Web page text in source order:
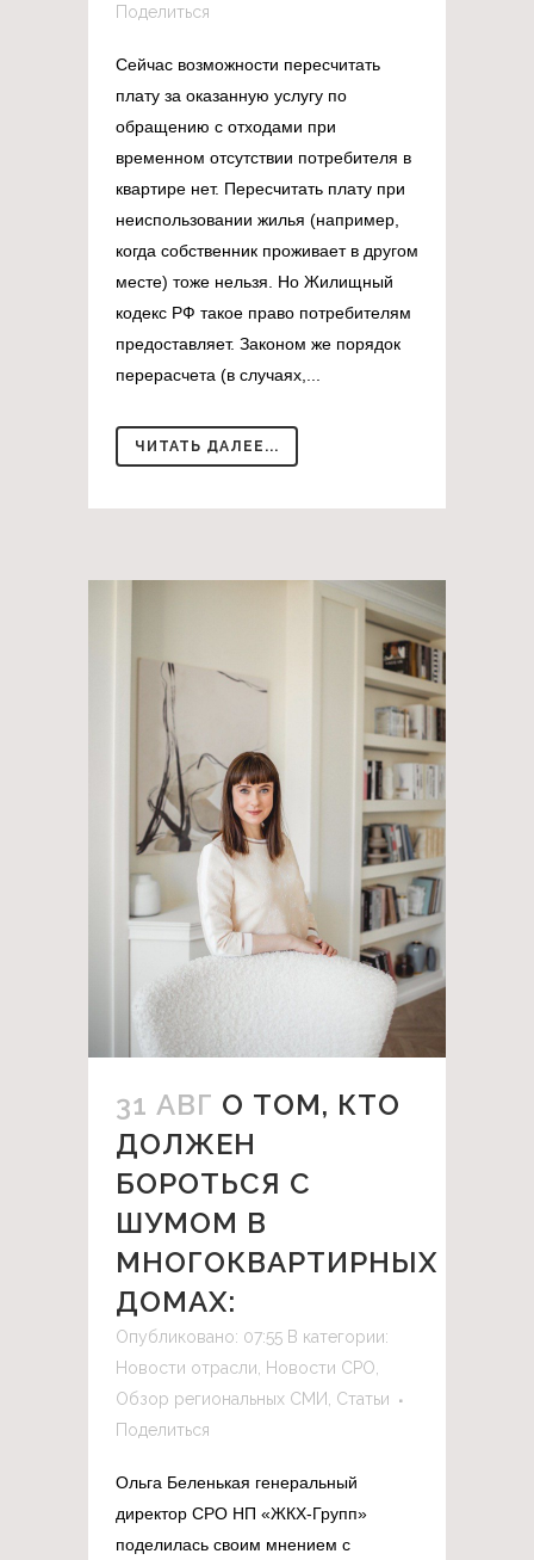
Поделиться
Сейчас возможности пересчитать
плату за оказанную услугу по
обращению с отходами при
временном отсутствии потребителя в
квартире нет. Пересчитать плату при
неиспользовании жилья (например,
когда собственник проживает в другом
месте) тоже нельзя. Но Жилищный
кодекс РФ такое право потребителям
предоставляет. Законом же порядок
перерасчета (в случаях,...
ЧИТАТЬ ДАЛЕЕ...
31 АВГ О ТОМ, КТО
ДОЛЖЕН
БОРОТЬСЯ С
ШУМОМ В
МНОГОКВАРТИРНЫХ
ДОМАХ:
Опубликовано: 07:55 В категории:
Новости отрасли, Новости СРО,
Обзор региональных СМИ, Статьи
Поделиться
Ольга Беленькая генеральный
директор СРО НП «ЖКХ-Групп»
поделилась своим мнением с